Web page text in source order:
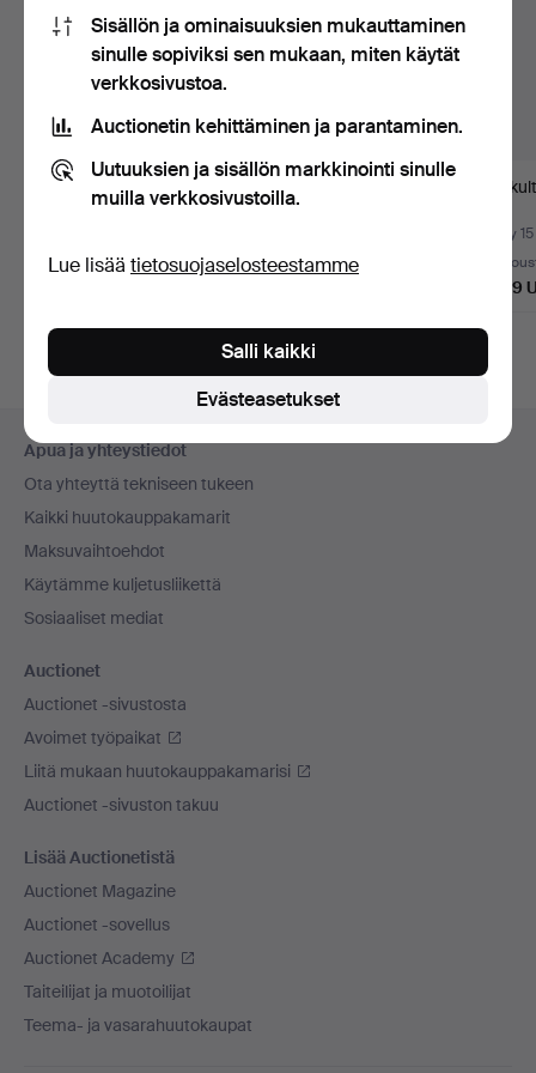
22k kultakoruset.
5 tarjousta
Rannekoru ja sormus
rubiineilla ja timante…
7 tarjousta
375
Myyty
6
2 889
Alatunnistenavigaatio
Apua ja yhteystiedot
Ota yhteyttä tekniseen tukeen
Kaikki huutokauppakamarit
Maksuvaihtoehdot
Käytämme kuljetusliikettä
Sosiaaliset mediat
Auctionet
Auctionet -sivustosta
Avoimet työpaikat
Liitä mukaan huutokauppakamarisi
Auctionet -sivuston takuu
Lisää Auctionetistä
Auctionet Magazine
Auctionet -sovellus
Auctionet Academy
Taiteilijat ja muotoilijat
Teema- ja vasarahuutokaupat
Sisällön ja ominaisuuksien mukauttaminen
sinulle sopiviksi sen mukaan, miten käytät
verkkosivustoa.
Auctionetin kehittäminen ja parantaminen.
Uutuuksien ja sisällön markkinointi sinulle
muilla verkkosivustoilla.
Lue lisää tietosuojaselosteestamme
Evästeasetukset
Salli kaikki